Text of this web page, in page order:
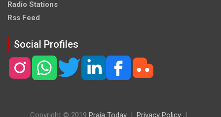
Radio Stations
Rss Feed
Social Profiles
Copyright © 2019 Praja Today Privacy Policy